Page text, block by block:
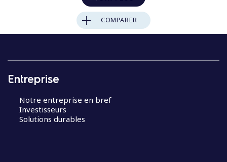
COMPARER
Entreprise
Notre entreprise en bref
Investisseurs
Solutions durables